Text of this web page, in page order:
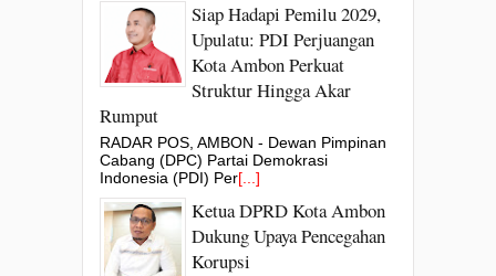
Siap Hadapi Pemilu 2029,
Upulatu: PDI Perjuangan
Kota Ambon Perkuat
Struktur Hingga Akar
Rumput
RADAR POS, AMBON - Dewan Pimpinan
Cabang (DPC) Partai Demokrasi
Indonesia (PDI) Per[...]
Ketua DPRD Kota Ambon
Dukung Upaya Pencegahan
Korupsi